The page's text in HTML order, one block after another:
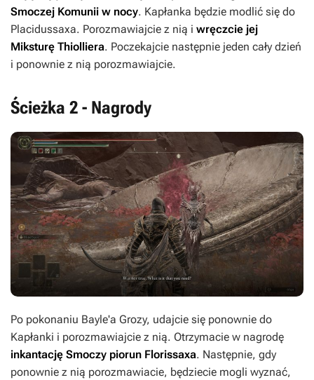
Smoczej Komunii w nocy. Kapłanka będzie modlić się do
Placidussaxa. Porozmawiajcie z nią i wręczcie jej
Miksturę Thiolliera. Poczekajcie następnie jeden cały dzień
i ponownie z nią porozmawiajcie.
Ścieżka 2 - Nagrody
Po pokonaniu Bayle'a Grozy, udajcie się ponownie do
Kapłanki i porozmawiajcie z nią. Otrzymacie w nagrodę
inkantację Smoczy piorun Florissaxa. Następnie, gdy
ponownie z nią porozmawiacie, będziecie mogli wyznać,